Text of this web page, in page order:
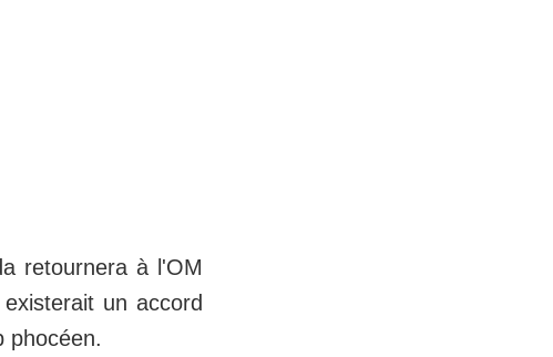
retournera à l'OM
un accord
phocéen.